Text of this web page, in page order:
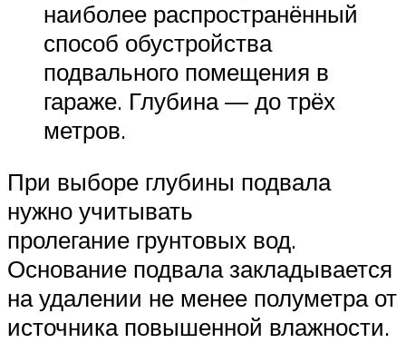
наиболее распространённый
способ обустройства
подвального помещения в
гараже. Глубина — до трёх
метров.
При выборе глубины подвала
нужно учитывать
пролегание грунтовых вод.
Основание подвала закладывается
на удалении не менее полуметра от
источника повышенной влажности.